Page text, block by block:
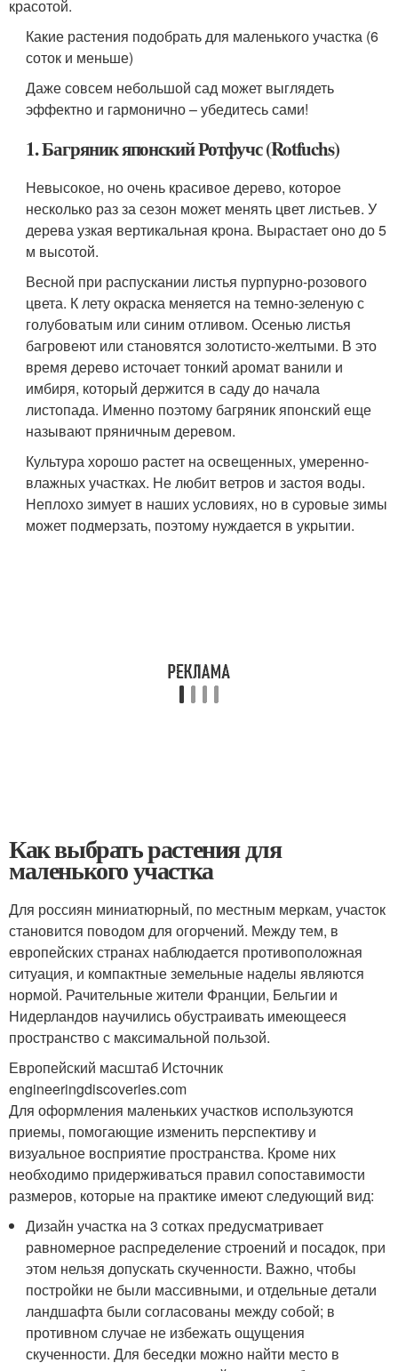
красотой.
Какие растения подобрать для маленького участка (6
соток и меньше)
Даже совсем небольшой сад может выглядеть
эффектно и гармонично – убедитесь сами!
1. Багряник японский Ротфучс (Rotfuchs)
Невысокое, но очень красивое дерево, которое
несколько раз за сезон может менять цвет листьев. У
дерева узкая вертикальная крона. Вырастает оно до 5
м высотой.
Весной при распускании листья пурпурно-розового
цвета. К лету окраска меняется на темно-зеленую с
голубоватым или синим отливом. Осенью листья
багровеют или становятся золотисто-желтыми. В это
время дерево источает тонкий аромат ванили и
имбиря, который держится в саду до начала
листопада. Именно поэтому багряник японский еще
называют пряничным деревом.
Культура хорошо растет на освещенных, умеренно-
влажных участках. Не любит ветров и застоя воды.
Неплохо зимует в наших условиях, но в суровые зимы
может подмерзать, поэтому нуждается в укрытии.
Как выбрать растения для
маленького участка
Для россиян миниатюрный, по местным меркам, участок
становится поводом для огорчений. Между тем, в
европейских странах наблюдается противоположная
ситуация, и компактные земельные наделы являются
нормой. Рачительные жители Франции, Бельгии и
Нидерландов научились обустраивать имеющееся
пространство с максимальной пользой.
Европейский масштаб Источник
engineeringdiscoveries.com
Для оформления маленьких участков используются
приемы, помогающие изменить перспективу и
визуальное восприятие пространства. Кроме них
необходимо придерживаться правил сопоставимости
размеров, которые на практике имеют следующий вид:
Дизайн участка на 3 сотках предусматривает
равномерное распределение строений и посадок, при
этом нельзя допускать скученности. Важно, чтобы
постройки не были массивными, и отдельные детали
ландшафта были согласованы между собой; в
противном случае не избежать ощущения
скученности. Для беседки можно найти место в